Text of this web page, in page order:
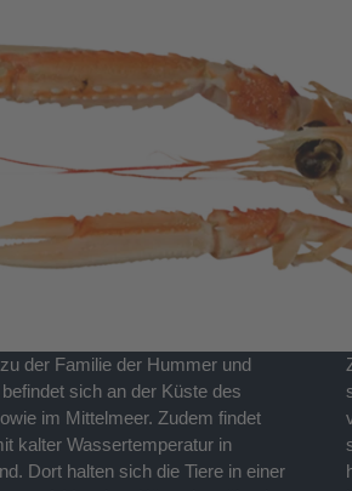
der Familie der Hummer und
sich an der Küste des
im Mittelmeer. Zudem findet
kalter Wassertemperatur in
Dort halten sich die Tiere in einer
die selber gebaut worden
Kaisergranat nur äußerst selten
Tag für die Suche nach Futter
sie ihre Höhle. Darüber
als kommerziell wichtigster Krebs